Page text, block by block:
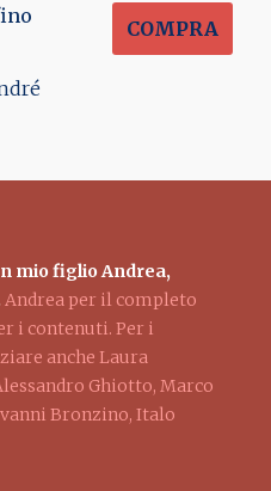
COMPRA
mio figlio Andrea,
Andrea per il completo
i contenuti. Per i
anche Laura
Ghiotto, Marco
Bronzino, Italo